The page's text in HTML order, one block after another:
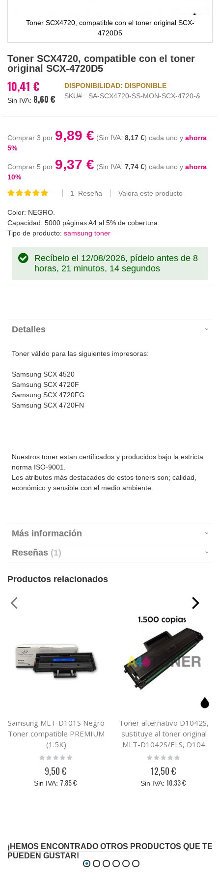
Toner SCX4720, compatible con el toner original SCX-
4720D5
al
comienzo
la
galería
Toner SCX4720, compatible con el toner
original SCX-4720D5
10,41 €
8,60 €
DISPONIBILIDAD: DISPONIBLE
SKU
SA-SCX4720-SS-MON-SCX-4720-&
Comprar 3 por 9,89 € 8,17 € cada uno y ahorra
5%
Comprar 5 por 9,37 € 7,74 € cada uno y ahorra
10%
Valoración:
1 Reseña Valora este producto
Color: NEGRO.
Capacidad: 5000 páginas A4 al 5% de cobertura.
Tipo de producto: samsung toner
Recíbelo el 12/08/2026, pídelo antes de 8
horas, 21 minutos, 14 segundos
Detalles
Toner válido para las siguientes impresoras:
Samsung SCX 4520
Samsung SCX 4720F
Samsung SCX 4720FG
Samsung SCX 4720FN
Nuestros toner estan certificados y producidos bajo la estricta
norma ISO-9001.
Los atributos más destacados de estos toners son; calidad,
económico y sensible con el medio ambiente.
Más información
Reseñas 1
Productos relacionados
Samsung MLT-D101S Negro
Toner compatible PREMIUM
(1.5K)
Rating:
9,50 €
7,85 €
Toner alternativo D1042S,
sustituye al toner original
MLT-D1042S/ELS, D104
Rating:
12,50 €
10,33 €
¡HEMOS ENCONTRADO OTROS PRODUCTOS QUE TE
PUEDEN GUSTAR!